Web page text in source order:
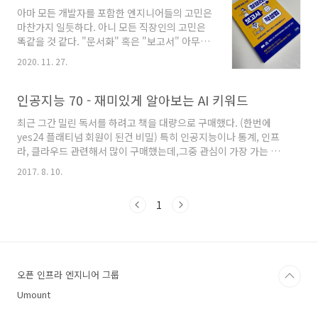
아마 모든 개발자를 포함한 엔지니어들의 고민은
마찬가지 일듯하다. 아니 모든 직장인의 고민은
똑같을 것 같다. "문서화" 혹은 "보고서" 아무래
게, 다른 회사의 사람에게, 고객사에게, 여러 가지
특히 "이과" 것들은 글과 친하지 않고, 글쓰는 것
을 무서워하기 마련이다. 그래서 개발자의 글쓰
기 라던지, 여러가지 책들을 보게 되는데, 재미있
는 주제의 책이 있어서 서평단을 신청했다. "실무
에 바로 쓰는 일잘러의 보고서 작성법"
www.kyobobook.co.kr/product/detailViewKor.laf?
2020. 11. 27.
인공지능 70 - 재미있게 알아보는 AI 키워드
최근 그간 밀린 독서를 하려고 책을 대량으로 구매했다. (한번에
yes24 플래티넘 회원이 된건 비밀) 특히 인공지능이나 통계, 인프
라, 클라우드 관련해서 많이 구매했는데,그중 관심이 가장 가는 책
이라서 빠르게 읽기 시작했다. 제이펍에서 나온 '인공지능 70'이라
는 책인데, 부제로 '재미있게 알아보는 AI 키워드' 라고 달려 있다.
와 유키히토(森川 幸人) / 김완섭역출판 : 제이펍 2017.07.24상세
2017. 8. 10.
1
오픈 인프라 엔지니어 그룹
Umount